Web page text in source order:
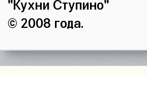
"Кухни Ступино"
© 2008 года.